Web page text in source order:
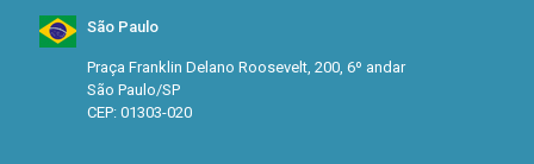
São Paulo
Praça Franklin Delano Roosevelt, 200, 6º andar
São Paulo/SP
CEP: 01303-020